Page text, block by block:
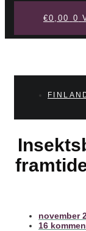
€0,00 0
november
16